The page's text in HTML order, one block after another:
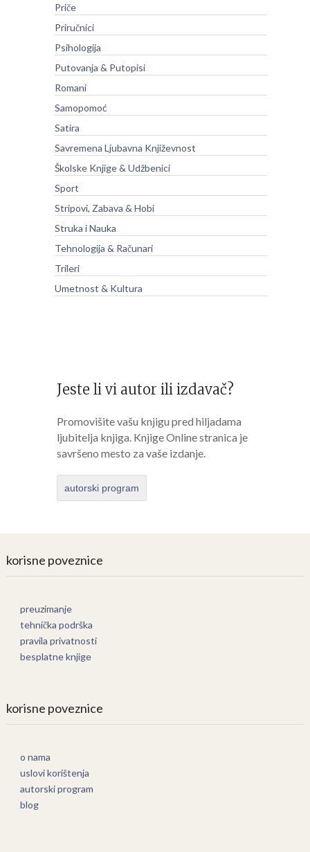
Priče
Priručnici
Psihologija
Putovanja & Putopisi
Romani
Samopomoć
Satira
Savremena Ljubavna Književnost
Školske Knjige & Udžbenici
Sport
Stripovi, Zabava & Hobi
Struka i Nauka
Tehnologija & Računari
Trileri
Umetnost & Kultura
Jeste li vi autor ili izdavač?
Promovišite vašu knjigu pred hiljadama
ljubitelja knjiga. Knjige Online stranica je
savršeno mesto za vaše izdanje.
autorski program
korisne poveznice
preuzimanje
tehnička podrška
pravila privatnosti
besplatne knjige
korisne poveznice
o nama
uslovi korištenja
autorski program
blog